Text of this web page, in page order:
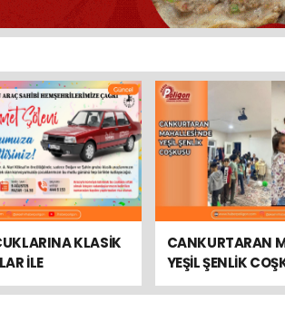
KLASİK
İLE
KONVOY
CANKURTARAN
YEŞİL ŞENLİK